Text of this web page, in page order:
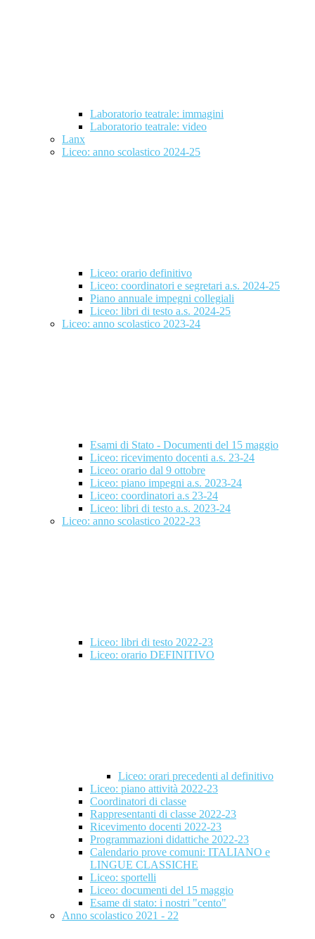
Laboratorio teatrale: immagini
Laboratorio teatrale: video
Lanx
Liceo: anno scolastico 2024-25
Liceo: orario definitivo
Liceo: coordinatori e segretari a.s. 2024-25
Piano annuale impegni collegiali
Liceo: libri di testo a.s. 2024-25
Liceo: anno scolastico 2023-24
Esami di Stato - Documenti del 15 maggio
Liceo: ricevimento docenti a.s. 23-24
Liceo: orario dal 9 ottobre
Liceo: piano impegni a.s. 2023-24
Liceo: coordinatori a.s 23-24
Liceo: libri di testo a.s. 2023-24
Liceo: anno scolastico 2022-23
Liceo: libri di testo 2022-23
Liceo: orario DEFINITIVO
Liceo: orari precedenti al definitivo
Liceo: piano attività 2022-23
Coordinatori di classe
Rappresentanti di classe 2022-23
Ricevimento docenti 2022-23
Programmazioni didattiche 2022-23
Calendario prove comuni: ITALIANO e
LINGUE CLASSICHE
Liceo: sportelli
Liceo: documenti del 15 maggio
Esame di stato: i nostri "cento"
Anno scolastico 2021 - 22